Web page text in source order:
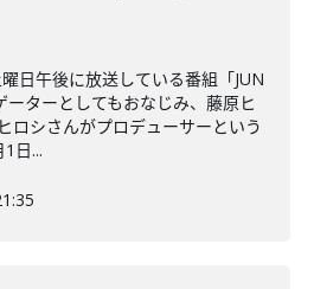
日午後に放送している番組「JUN
ーターとしてもおなじみ、藤原ヒ
ロシさんがプロデューサーという
日...